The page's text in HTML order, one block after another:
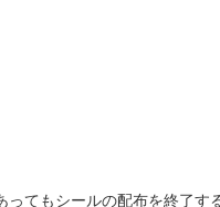
てもシールの配布を終了す